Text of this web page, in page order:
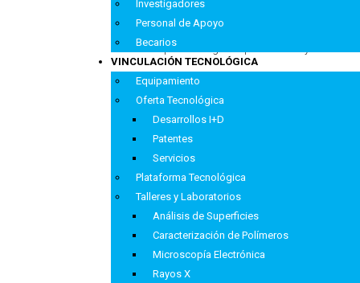
Investigadores
Personal de Apoyo
Becarios
VINCULACIÓN TECNOLÓGICA
Equipamiento
Oferta Tecnológica
Desarrollos I+D
Patentes
Servicios
Plataforma Tecnológica
Talleres y Laboratorios
Análisis de Superficies
Caracterización de Polímeros
Microscopía Electrónica
Rayos X
directora Vera Álvarez.
“Dialogamos sobre el futuro del CONICET en
funcionamiento de nuestras Unidades
interesante para dialogar en profundidad y mostrar